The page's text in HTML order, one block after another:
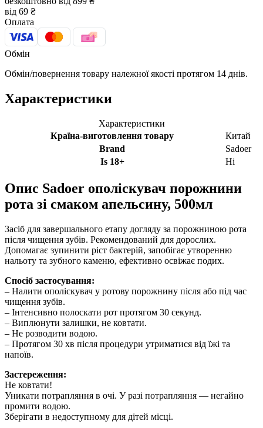
від 69 ₴
Оплата
Обмін
Обмін/повернення товару належної якості протягом 14 днів.
Характеристики
Характеристики
Країна-виготовлення товару
Китай
Brand
Sadoer
Is 18+
Ні
Опис Sadoer ополіскувач порожнини
рота зі смаком апельсину, 500мл
Засіб для завершального етапу догляду за порожниною рота
після чищення зубів. Рекомендований для дорослих.
Допомагає зупинити ріст бактерій, запобігає утворенню
нальоту та зубного каменю, ефективно освіжає подих.
Спосіб застосування:
– Налити ополіскувач у ротову порожнину після або під час
чищення зубів.
– Інтенсивно полоскати рот протягом 30 секунд.
– Виплюнути залишки, не ковтати.
– Не розводити водою.
– Протягом 30 хв після процедури утриматися від їжі та
напоїв.
Застереження:
Не ковтати!
Уникати потрапляння в очі. У разі потрапляння — негайно
промити водою.
Зберігати в недоступному для дітей місці.